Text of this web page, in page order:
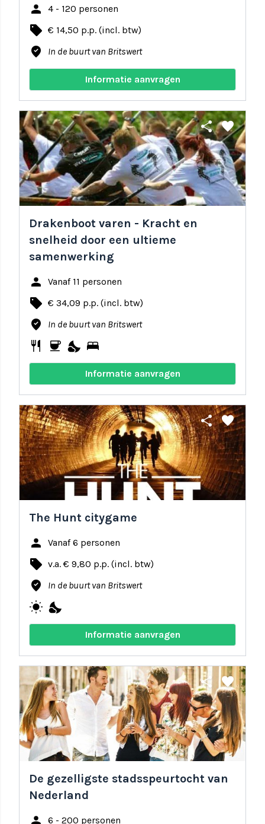
person 4 - 120 personen
local_offer € 14,50 p.p. (incl. btw)
where_to_vote In de buurt van Britswert
Informatie aanvragen
share favorite
Drakenboot varen - Kracht en
snelheid door een ultieme
samenwerking
person Vanaf 11 personen
local_offer € 34,09 p.p. (incl. btw)
where_to_vote In de buurt van Britswert
restaurant coffee nights_stay bed
Informatie aanvragen
share favorite
The Hunt citygame
person Vanaf 6 personen
local_offer v.a. € 9,80 p.p. (incl. btw)
where_to_vote In de buurt van Britswert
wb_sunny nights_stay
Informatie aanvragen
share favorite
De gezelligste stadsspeurtocht van
Nederland
person 6 - 200 personen